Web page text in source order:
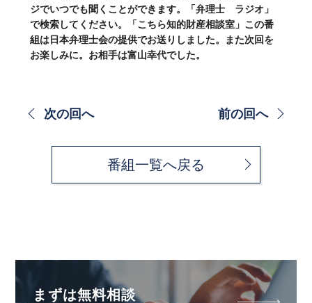
ジでいつでも聞くことができます。「弁理士 ラジオ」
で検索してください。「こちら知的財産相談室」この番
組は日本弁理士会の提供でお送りしました。また次回を
お楽しみに。お相手は富山幸代でした。
前の回へ
次の回へ
番組一覧へ戻る
まずは無料相談